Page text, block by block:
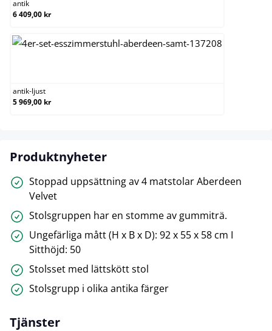
antik
6 409,00 kr
antik-ljust
5 969,00 kr
Produktnyheter
Stoppad uppsättning av 4 matstolar Aberdeen
Velvet
Stolsgruppen har en stomme av gummiträ.
Ungefärliga mått (H x B x D): 92 x 55 x 58 cm I
Sitthöjd: 50
Stolsset med lättskött stol
Stolsgrupp i olika antika färger
Tjänster